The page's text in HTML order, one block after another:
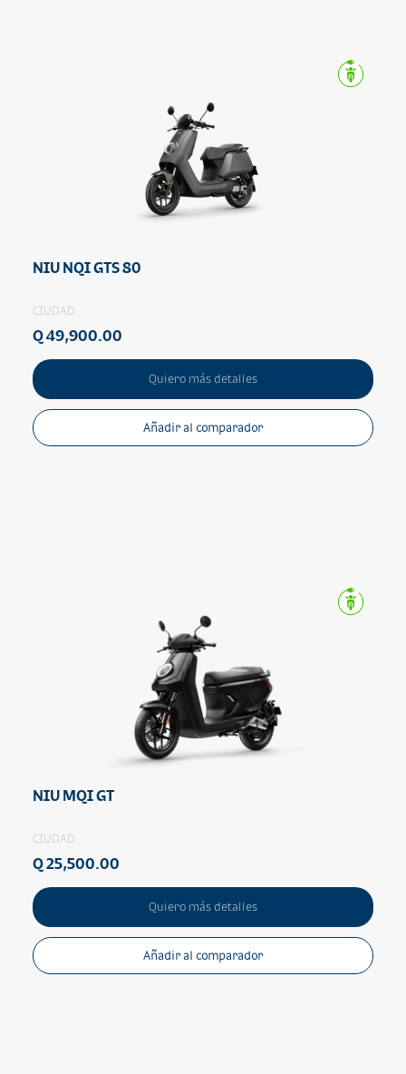
NIU NQI GTS 80
CIUDAD
Q 49,900.00
Quiero más detalles
Añadir al comparador
NIU MQI GT
CIUDAD
Q 25,500.00
Quiero más detalles
Añadir al comparador